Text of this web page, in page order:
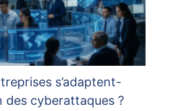
s’adaptent-
des cyberattaques ?